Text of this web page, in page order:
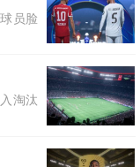
“这么可爱
止于字面
像是一场略
实则是对外
里提到
员脸
淘汰